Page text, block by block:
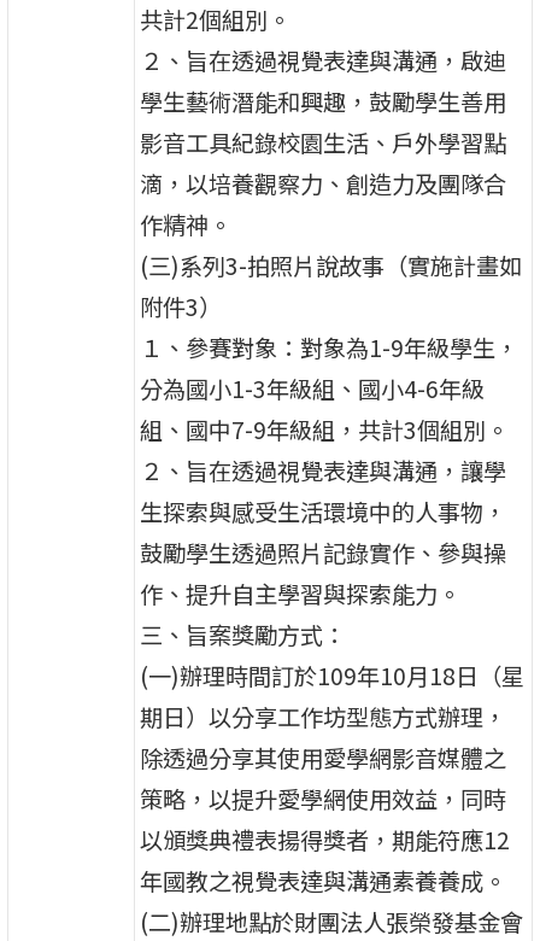
共計2個組別。
２、旨在透過視覺表達與溝通，啟迪
學生藝術潛能和興趣，鼓勵學生善用
影音工具紀錄校園生活、戶外學習點
滴，以培養觀察力、創造力及團隊合
作精神。
(三)系列3-拍照片說故事（實施計畫如
附件3）
１、參賽對象：對象為1-9年級學生，
分為國小1-3年級組、國小4-6年級
組、國中7-9年級組，共計3個組別。
２、旨在透過視覺表達與溝通，讓學
生探索與感受生活環境中的人事物，
鼓勵學生透過照片記錄實作、參與操
作、提升自主學習與探索能力。
三、旨案獎勵方式：
(一)辦理時間訂於109年10月18日（星
期日）以分享工作坊型態方式辦理，
除透過分享其使用愛學網影音媒體之
策略，以提升愛學網使用效益，同時
以頒獎典禮表揚得獎者，期能符應12
年國教之視覺表達與溝通素養養成。
(二)辦理地點於財團法人張榮發基金會